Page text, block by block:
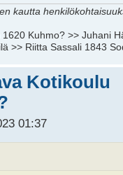
kautta
1620 Kuhmo? >> Juhani
>> Riitta Sassali 1843
Kotikoulu
01:37